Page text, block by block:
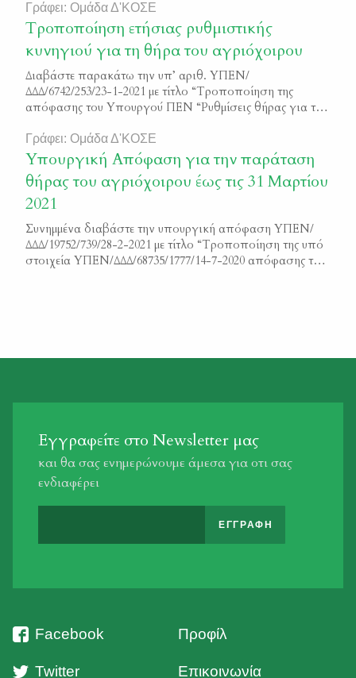
Ενέργειας, Κυνηγετικούς Συλλόγους” Μπορείτε να
διαβάσετε το κείμενο της απόφαση εδώ ΦΕΚ 4130/Β/2022
Γράφει: Ομάδα Δ'ΚΟΣΕ
Τροποποίηση ετήσιας ρυθμιστικής
κυνηγιού για τη θήρα του αγριόχοιρου
Διαβάστε παρακάτω την υπ’ αριθ. ΥΠΕΝ/
ΔΔΔ/6742/253/23-1-2021 με τίτλο “Τροποποίηση της
απόφασης του Υπουργού ΠΕΝ “Ρυθμίσεις θήρας για την
Γράφει: Ομάδα Δ'ΚΟΣΕ
Υπουργική Απόφαση για την παράταση
θήρας του αγριόχοιρου έως τις 31 Μαρτίου
2021
Συνημμένα διαβάστε την υπουργική απόφαση ΥΠΕΝ/
ΔΔΔ/19752/739/28-2-2021 με τίτλο “Τροποποίηση της υπό
στοιχεία ΥΠΕΝ/ΔΔΔ/68735/1777/14-7-2020 απόφασης του
ΦΕΚ 820/Β/2021 Θα θέλαμε να ενημερώσουμε […]
Εγγραφείτε στο Newsletter μας
και θα σας ενημερώνουμε άμεσα για οτι σας
ενδιαφέρει
Facebook
Twitter
Προφίλ
Επικοινωνία